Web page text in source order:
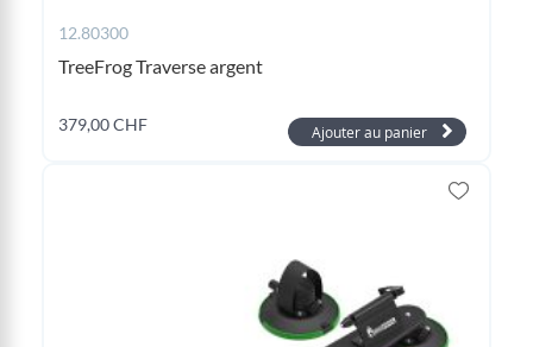
12.80300
TreeFrog Traverse argent
379,00 CHF Ajouter au panier